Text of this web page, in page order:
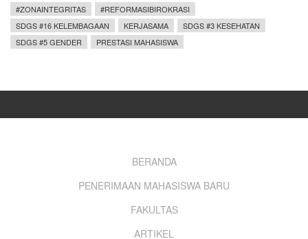
#ZONAINTEGRITAS
#REFORMASIBIROKRASI
SDGS #16 KELEMBAGAAN
KERJASAMA
SDGS #3 KESEHATAN
SDGS #5 GENDER
PRESTASI MAHASISWA
BERANDA
PENERIMAAN MAHASISWA BARU
FAKULTAS
ARTIKEL